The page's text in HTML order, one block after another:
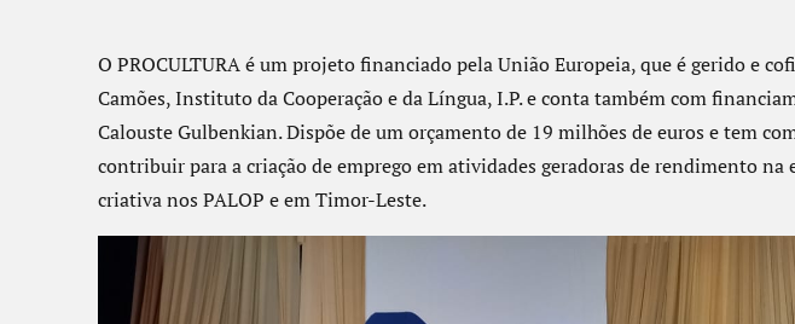
O PROCULTURA é um projeto financiado pela União Europeia, que é gerido e
Camões, Instituto da Cooperação e da Língua, I.P. e conta também com
Calouste Gulbenkian. Dispõe de um orçamento de 19 milhões de euros e tem
contribuir para a criação de emprego em atividades geradoras de rendimento na
criativa nos PALOP e em Timor-Leste.